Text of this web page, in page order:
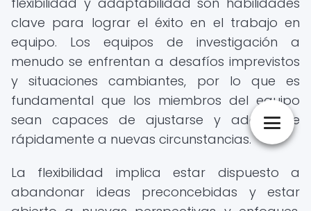
clave para lograr el éxito en el trabajo en
equipo. Los equipos de investigación a
menudo se enfrentan a desafíos imprevistos
y situaciones cambiantes, por lo que es
fundamental que los miembros del equipo
sean capaces de ajustarse y adaptarse
rápidamente a nuevas circunstancias.
La flexibilidad implica estar dispuesto a
abandonar ideas preconcebidas y estar